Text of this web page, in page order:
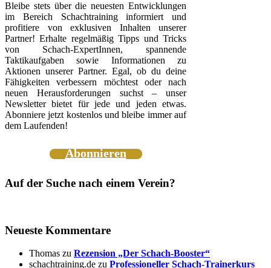
Bleibe stets über die neuesten Entwicklungen
im Bereich Schachtraining informiert und
profitiere von exklusiven Inhalten unserer
Partner! Erhalte regelmäßig Tipps und Tricks
von Schach-ExpertInnen, spannende
Taktikaufgaben sowie Informationen zu
Aktionen unserer Partner. Egal, ob du deine
Fähigkeiten verbessern möchtest oder nach
neuen Herausforderungen suchst – unser
Newsletter bietet für jede und jeden etwas.
Abonniere jetzt kostenlos und bleibe immer auf
dem Laufenden!
Abonnieren
Auf der Suche nach einem Verein?
Neueste Kommentare
Thomas zu Rezension „Der Schach-Booster“
schachtraining.de zu Professioneller Schach-Trainerkurs